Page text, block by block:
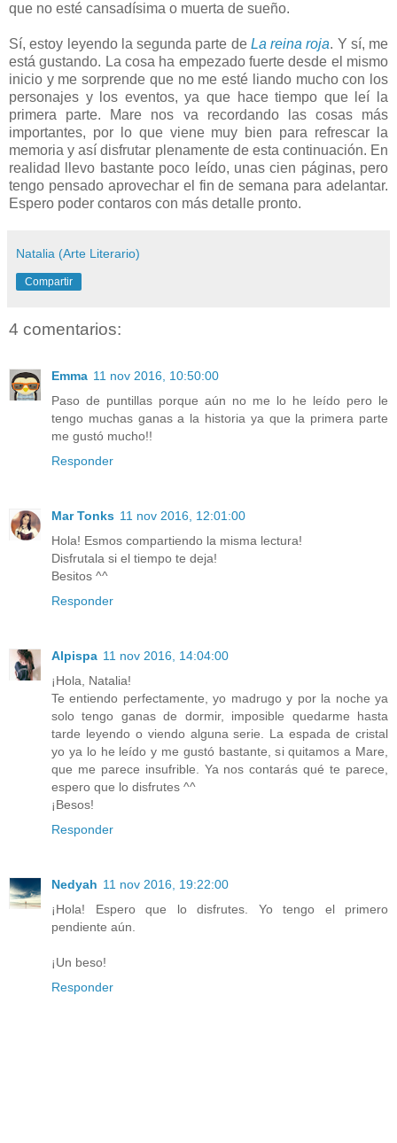
que no esté cansadísima o muerta de sueño.
Sí, estoy leyendo la segunda parte de La reina roja. Y sí, me
está gustando. La cosa ha empezado fuerte desde el mismo
inicio y me sorprende que no me esté liando mucho con los
personajes y los eventos, ya que hace tiempo que leí la
primera parte. Mare nos va recordando las cosas más
importantes, por lo que viene muy bien para refrescar la
memoria y así disfrutar plenamente de esta continuación. En
realidad llevo bastante poco leído, unas cien páginas, pero
tengo pensado aprovechar el fin de semana para adelantar.
Espero poder contaros con más detalle pronto.
Natalia (Arte Literario)
Compartir
4 comentarios:
Emma 11 nov 2016, 10:50:00
Paso de puntillas porque aún no me lo he leído pero le
tengo muchas ganas a la historia ya que la primera parte
me gustó mucho!!
Responder
Mar Tonks 11 nov 2016, 12:01:00
Hola! Esmos compartiendo la misma lectura!
Disfrutala si el tiempo te deja!
Besitos ^^
Responder
Alpispa 11 nov 2016, 14:04:00
¡Hola, Natalia!
Te entiendo perfectamente, yo madrugo y por la noche ya
solo tengo ganas de dormir, imposible quedarme hasta
tarde leyendo o viendo alguna serie. La espada de cristal
yo ya lo he leído y me gustó bastante, si quitamos a Mare,
que me parece insufrible. Ya nos contarás qué te parece,
espero que lo disfrutes ^^
¡Besos!
Responder
Nedyah 11 nov 2016, 19:22:00
¡Hola! Espero que lo disfrutes. Yo tengo el primero
pendiente aún.
¡Un beso!
Responder